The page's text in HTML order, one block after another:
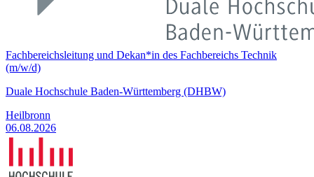
Fachbereichsleitung und Dekan*in des Fachbereichs Technik
(m/w/d)
Duale Hochschule Baden-Württemberg (DHBW)
Heilbronn
06.08.2026